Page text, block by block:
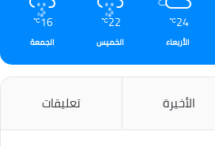
24
℃
الأربعاء
22
℃
الخميس
16
℃
الجمعة
الأخيرة تعليقات